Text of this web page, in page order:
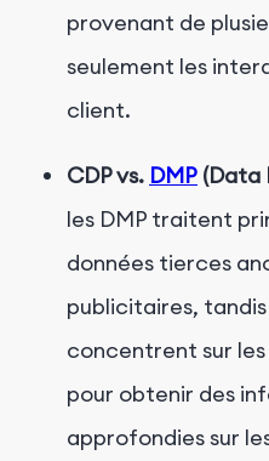
provenant de
seulement les
client.
CDP vs. DMP (Data
les DMP traitent
données tierces
publicitaires, tandis
concentrent sur
pour obtenir des
approfondies sur